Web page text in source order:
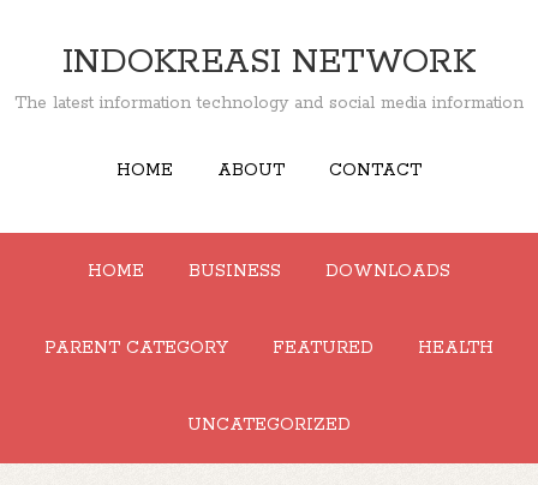
INDOKREASI NETWORK
The latest information technology and social media information
HOME ABOUT CONTACT
HOME BUSINESS DOWNLOADS
PARENT CATEGORY FEATURED HEALTH
UNCATEGORIZED